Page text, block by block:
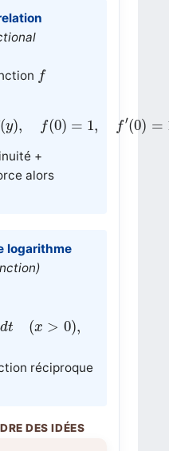
f
f
(y), f(0) = 1, f′(0) =
) f( f(0) f′ =1.
+
alors
logarithme
dt (x > 0),
réciproque